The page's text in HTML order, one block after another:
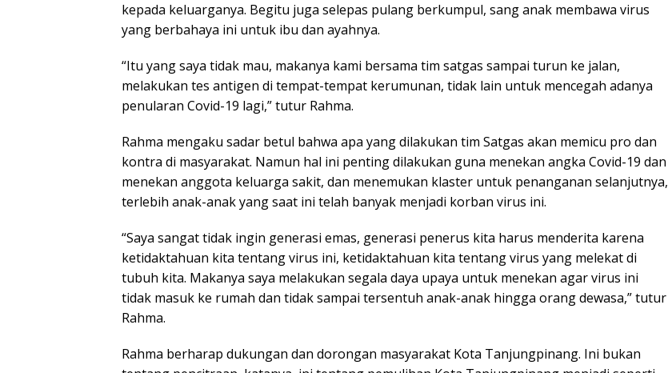
kepada keluarganya. Begitu juga selepas pulang berkumpul, sang anak membawa virus
yang berbahaya ini untuk ibu dan ayahnya.
“Itu yang saya tidak mau, makanya kami bersama tim satgas sampai turun ke jalan,
melakukan tes antigen di tempat-tempat kerumunan, tidak lain untuk mencegah adanya
penularan Covid-19 lagi,” tutur Rahma.
Rahma mengaku sadar betul bahwa apa yang dilakukan tim Satgas akan memicu pro dan
kontra di masyarakat. Namun hal ini penting dilakukan guna menekan angka Covid-19 dan
menekan anggota keluarga sakit, dan menemukan klaster untuk penanganan selanjutnya,
terlebih anak-anak yang saat ini telah banyak menjadi korban virus ini.
“Saya sangat tidak ingin generasi emas, generasi penerus kita harus menderita karena
ketidaktahuan kita tentang virus ini, ketidaktahuan kita tentang virus yang melekat di
tubuh kita. Makanya saya melakukan segala daya upaya untuk menekan agar virus ini
tidak masuk ke rumah dan tidak sampai tersentuh anak-anak hingga orang dewasa,” tutur
Rahma.
Rahma berharap dukungan dan dorongan masyarakat Kota Tanjungpinang. Ini bukan